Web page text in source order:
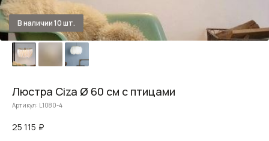
Люстра Ciza Ø 60 см с птицами
Артикул: L1080-4
25 115 ₽